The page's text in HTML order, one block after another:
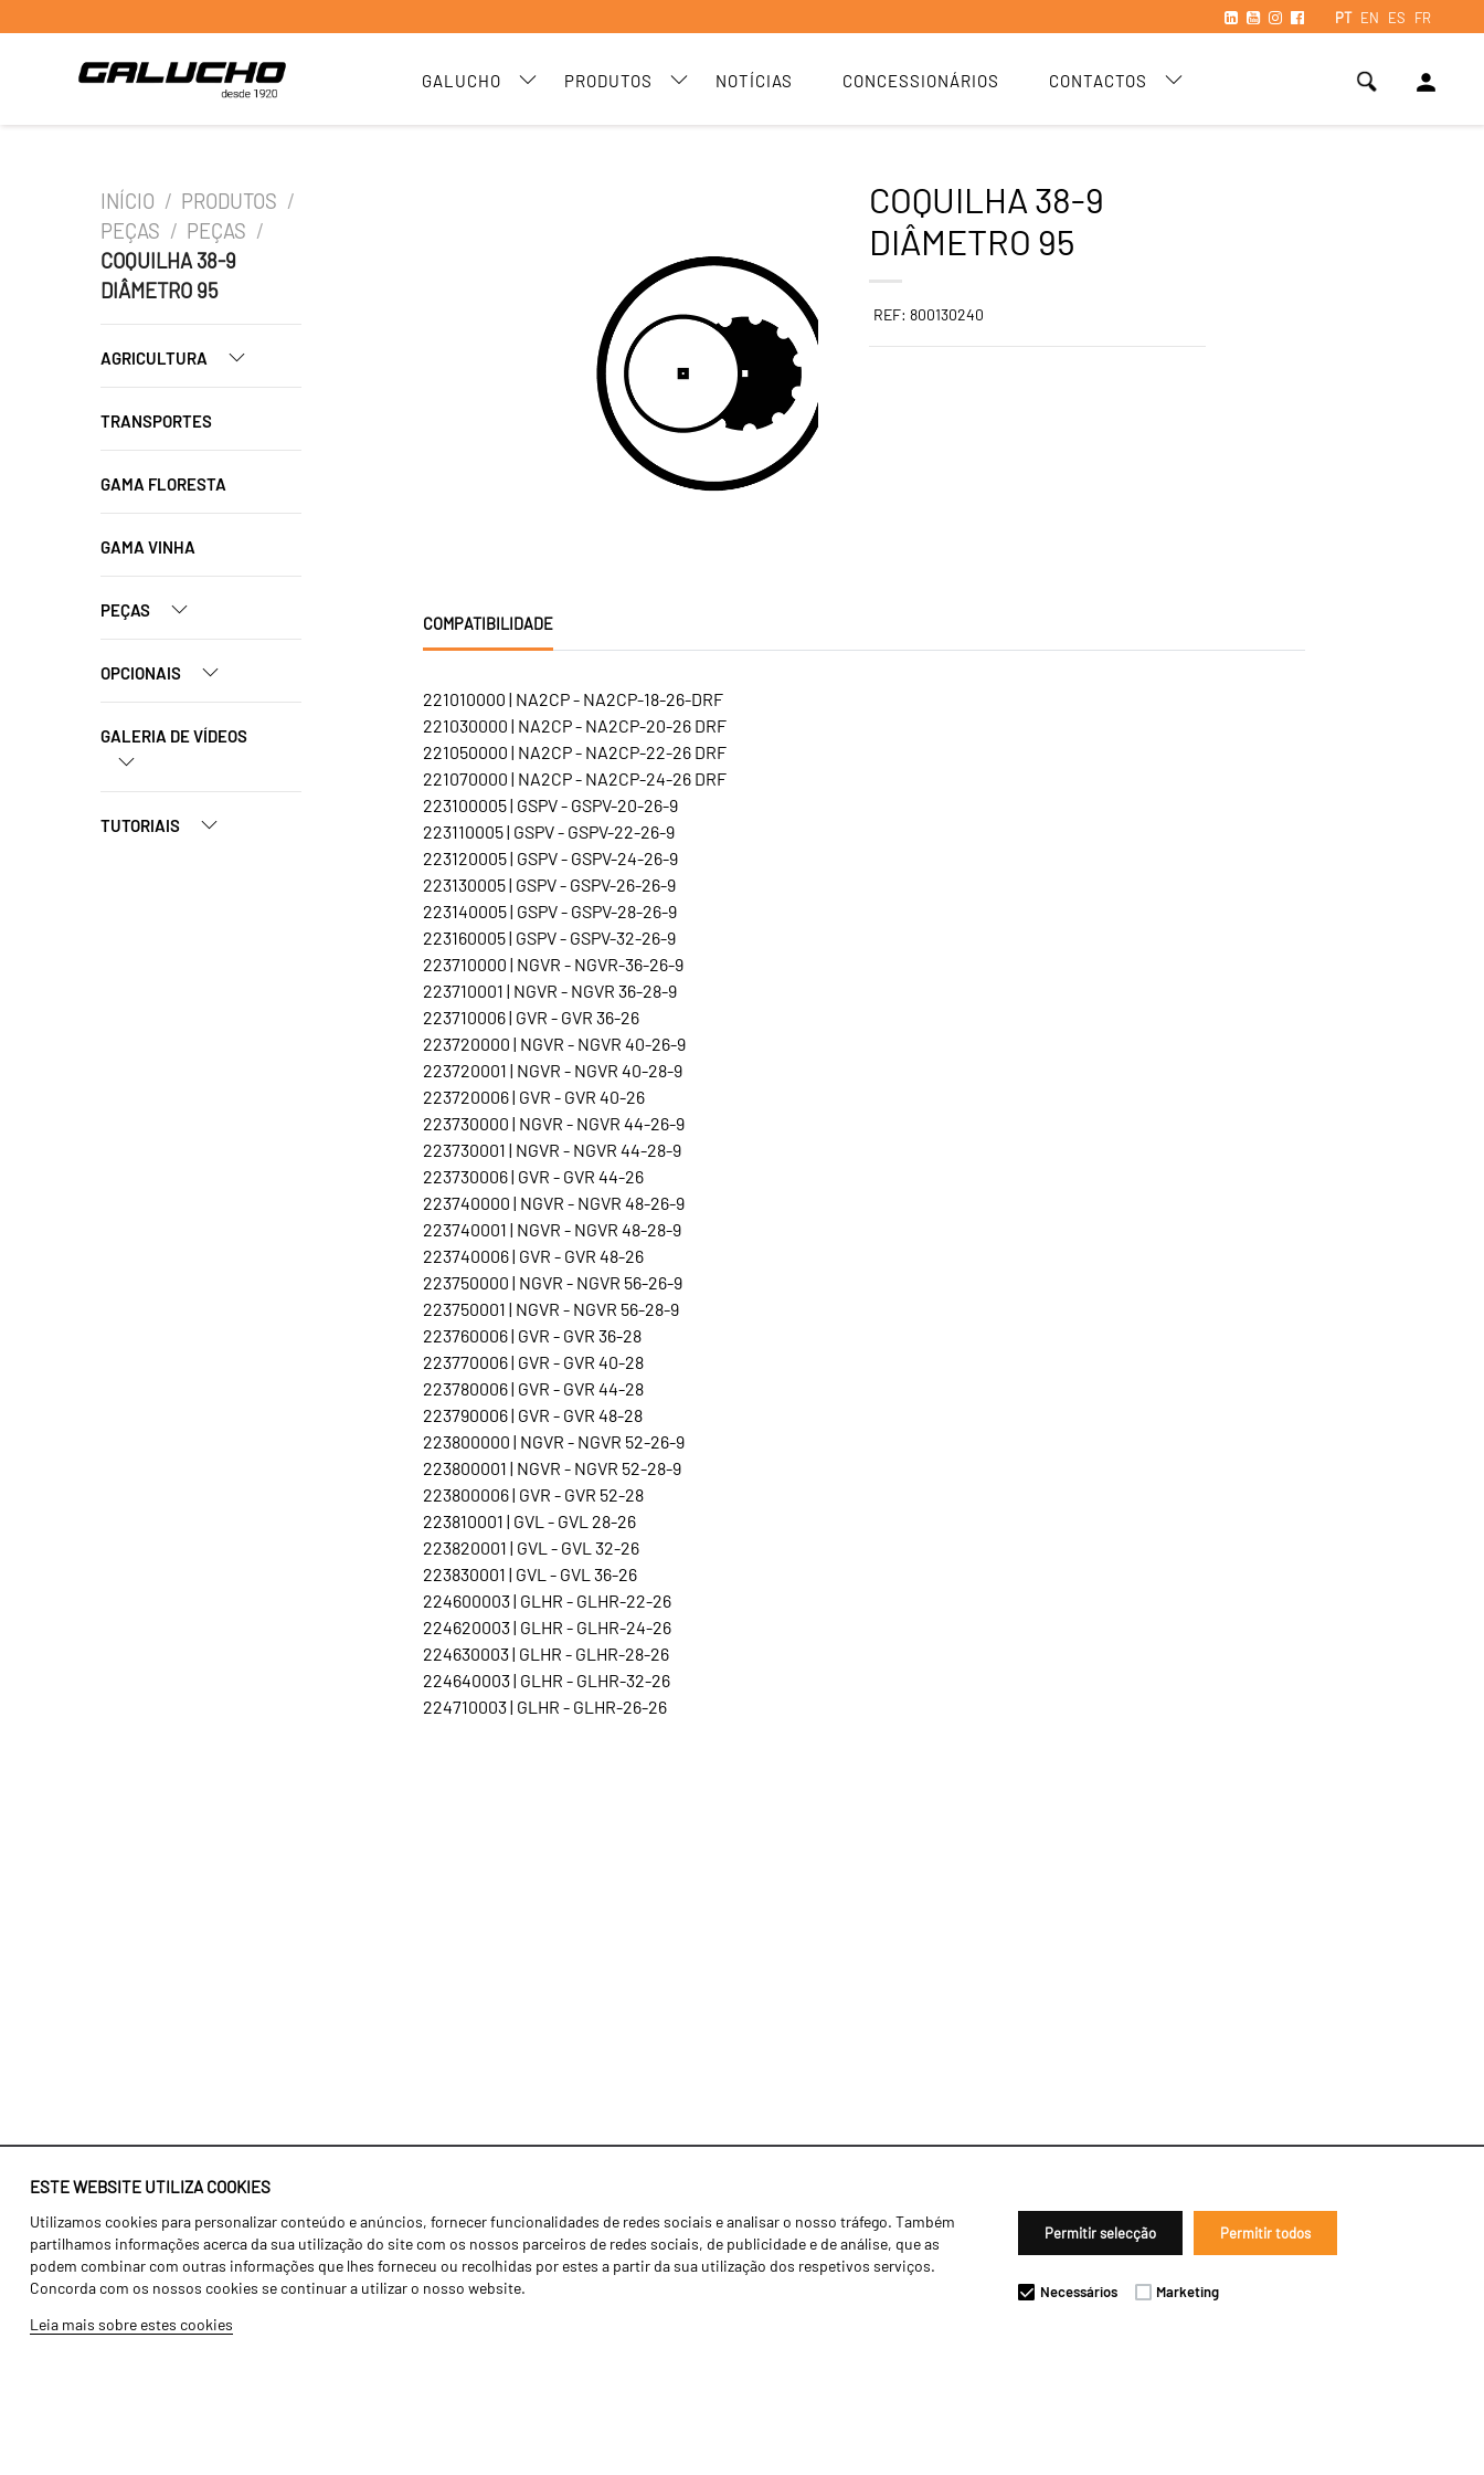
PT EN ES FR
GALUCHO PRODUTOS NOTÍCIAS CONCESSIONÁRIOS CONTACTOS person
ESTE WEBSITE UTILIZA COOKIES
Utilizamos cookies para personalizar conteúdo e anúncios, fornecer funcionalidades de redes sociais e analisar o nosso tráfego. Também
partilhamos informações acerca da sua utilização do site com os nossos parceiros de redes sociais, de publicidade e de análise, que as
podem combinar com outras informações que lhes forneceu ou recolhidas por estes a partir da sua utilização dos respetivos serviços.
Concorda com os nossos cookies se continuar a utilizar o nosso website.
Leia mais sobre estes cookies
Permitir selecção Permitir todos
Necessários Marketing
INÍCIO / PRODUTOS /
PEÇAS / PEÇAS /
COQUILHA 38-9
DIÂMETRO 95
AGRICULTURA
TRANSPORTES
GAMA FLORESTA
GAMA VINHA
PEÇAS
OPCIONAIS
GALERIA DE VÍDEOS
TUTORIAIS
COQUILHA 38-9
DIÂMETRO 95
REF: 800130240
COMPATIBILIDADE
221010000 | NA2CP - NA2CP-18-26-DRF
221030000 | NA2CP - NA2CP-20-26 DRF
221050000 | NA2CP - NA2CP-22-26 DRF
221070000 | NA2CP - NA2CP-24-26 DRF
223100005 | GSPV - GSPV-20-26-9
223110005 | GSPV - GSPV-22-26-9
223120005 | GSPV - GSPV-24-26-9
223130005 | GSPV - GSPV-26-26-9
223140005 | GSPV - GSPV-28-26-9
223160005 | GSPV - GSPV-32-26-9
223710000 | NGVR - NGVR-36-26-9
223710001 | NGVR - NGVR 36-28-9
223710006 | GVR - GVR 36-26
223720000 | NGVR - NGVR 40-26-9
223720001 | NGVR - NGVR 40-28-9
223720006 | GVR - GVR 40-26
223730000 | NGVR - NGVR 44-26-9
223730001 | NGVR - NGVR 44-28-9
223730006 | GVR - GVR 44-26
223740000 | NGVR - NGVR 48-26-9
223740001 | NGVR - NGVR 48-28-9
223740006 | GVR - GVR 48-26
223750000 | NGVR - NGVR 56-26-9
223750001 | NGVR - NGVR 56-28-9
223760006 | GVR - GVR 36-28
223770006 | GVR - GVR 40-28
223780006 | GVR - GVR 44-28
223790006 | GVR - GVR 48-28
223800000 | NGVR - NGVR 52-26-9
223800001 | NGVR - NGVR 52-28-9
223800006 | GVR - GVR 52-28
223810001 | GVL - GVL 28-26
223820001 | GVL - GVL 32-26
223830001 | GVL - GVL 36-26
224600003 | GLHR - GLHR-22-26
224620003 | GLHR - GLHR-24-26
224630003 | GLHR - GLHR-28-26
224640003 | GLHR - GLHR-32-26
224710003 | GLHR - GLHR-26-26
Identidade
História
Fábrica / Produção
Recursos Humanos
Agricultura
Transportes
Gama Floresta
Notícias
Concessionários